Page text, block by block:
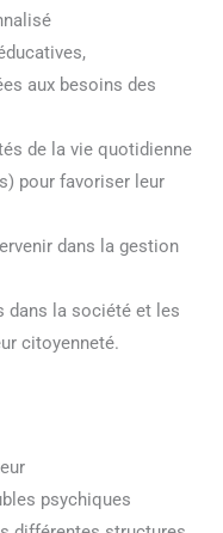
aux besoins des
de la vie quotidienne
pour favoriser leur
dans la gestion
dans la société et les
citoyenneté.
psychiques